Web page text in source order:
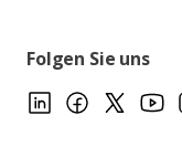
Folgen Sie uns